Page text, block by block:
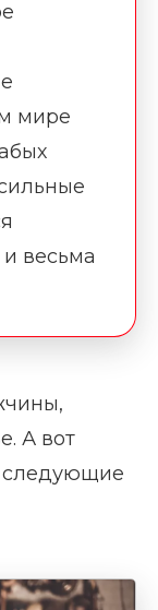
мире
весьма
А вот
следующие